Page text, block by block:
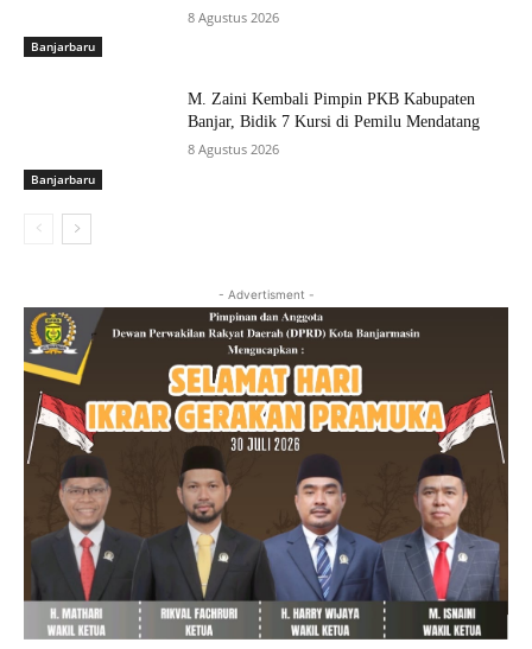
Banjarbaru
8 Agustus 2026
Banjarbaru
M. Zaini Kembali Pimpin PKB Kabupaten
Banjar, Bidik 7 Kursi di Pemilu Mendatang
8 Agustus 2026
- Advertisment -